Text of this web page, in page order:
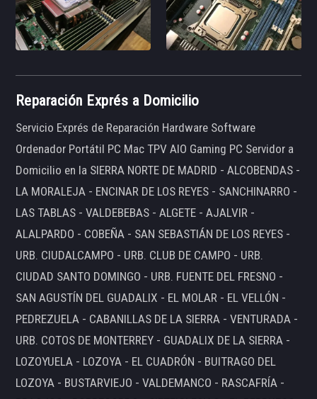
Reparación Exprés a Domicilio
Servicio Exprés de Reparación Hardware Software
Ordenador Portátil PC Mac TPV AIO Gaming PC Servidor a
Domicilio en la SIERRA NORTE DE MADRID - ALCOBENDAS -
LA MORALEJA - ENCINAR DE LOS REYES - SANCHINARRO -
LAS TABLAS - VALDEBEBAS - ALGETE - AJALVIR -
ALALPARDO - COBEÑA - SAN SEBASTIÁN DE LOS REYES -
URB. CIUDALCAMPO - URB. CLUB DE CAMPO - URB.
CIUDAD SANTO DOMINGO - URB. FUENTE DEL FRESNO -
SAN AGUSTÍN DEL GUADALIX - EL MOLAR - EL VELLÓN -
PEDREZUELA - CABANILLAS DE LA SIERRA - VENTURADA -
URB. COTOS DE MONTERREY - GUADALIX DE LA SIERRA -
LOZOYUELA - LOZOYA - EL CUADRÓN - BUITRAGO DEL
LOZOYA - BUSTARVIEJO - VALDEMANCO - RASCAFRÍA -